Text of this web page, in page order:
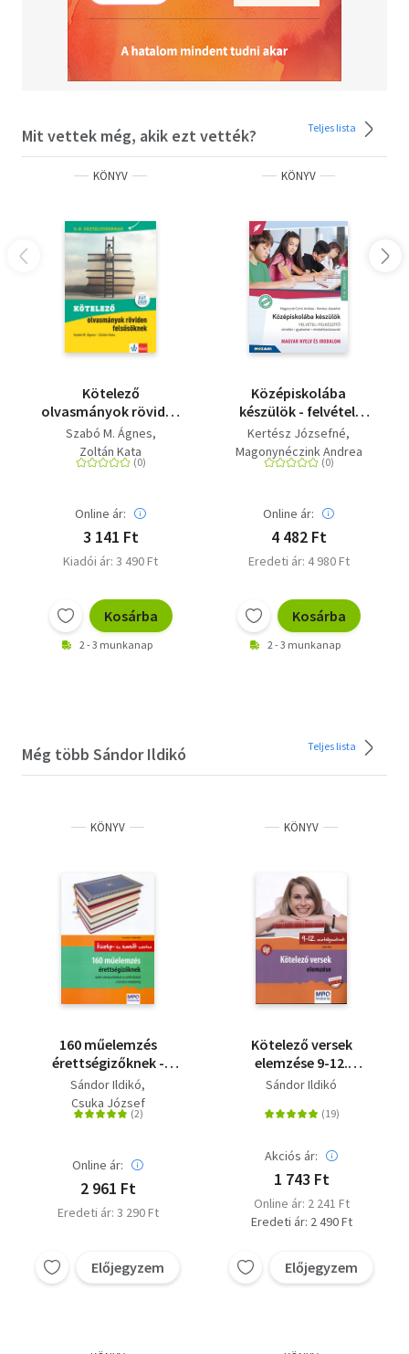
Mit vettek még, akik ezt vették? Teljes lista
KÖNYV
Kötelező
olvasmányok röviden
felsősöknek - 5-8.
osztályosoknak
Szabó M. Ágnes
Zoltán Kata
Online ár:
3 141 Ft
Kiadói ár: 3 490 Ft
Kosárba
2 - 3 munkanap
KÖNYV
Középiskolába
készülök - felvételi
felkészítő - Magyar
nyelv és irodalom -
Elmélet, gyakorlat,
2385U
Kertész Józsefné
Magonynéczink Andrea
Online ár:
4 482 Ft
Eredeti ár: 4 980 Ft
Kosárba
2 - 3 munkanap
Még több Sándor Ildikó Teljes lista
KÖNYV
160 műelemzés
érettségizőknek -
középszinten és emelt
szinten - Adott
szempontokkal az
Sándor Ildikó
Csuka József
Online ár:
2 961 Ft
Eredeti ár: 3 290 Ft
Előjegyzem
KÖNYV
Kötelező versek
elemzése 9-12.
osztályosoknak
Sándor Ildikó
Akciós ár:
1 743 Ft
Online ár: 2 241 Ft
Eredeti ár: 2 490 Ft
Előjegyzem